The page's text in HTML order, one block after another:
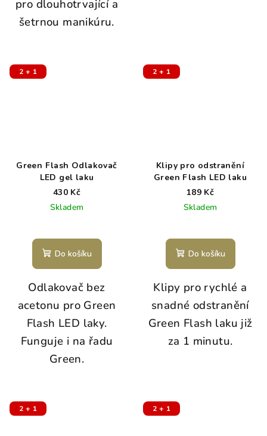
pro dlouhotrvající a
šetrnou manikúru.
2 + 1
Green Flash Odlakovač
LED gel laku
430 Kč
Skladem
Do košíku
Odlakovač bez
acetonu pro Green
Flash LED laky.
Funguje i na řadu
Green.
2 + 1
Klipy pro odstranění
Green Flash LED laku
189 Kč
Skladem
Do košíku
Klipy pro rychlé a
snadné odstranění
Green Flash laku již
za 1 minutu.
2 + 1 2 + 1